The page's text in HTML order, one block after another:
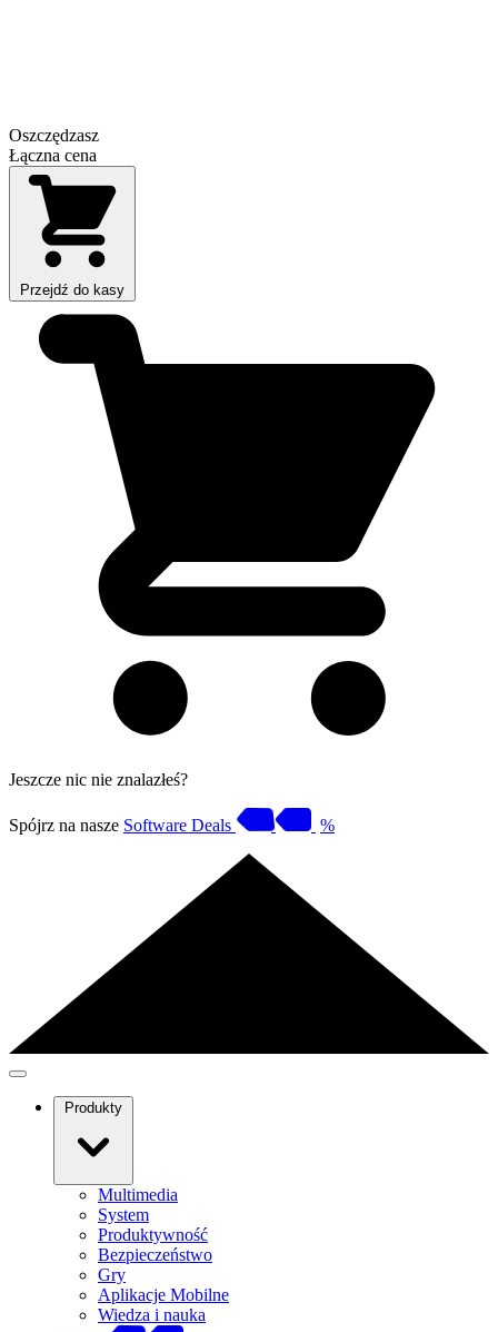
Oszczędzasz
Łączna cena
Przejdź do kasy
Jeszcze nic nie znalazłeś?
Spójrz na nasze Software Deals %
Produkty
Multimedia
System
Produktywność
Bezpieczeństwo
Gry
Aplikacje Mobilne
Wiedza i nauka